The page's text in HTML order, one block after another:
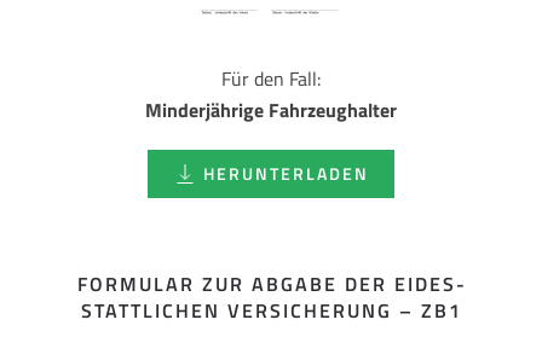
Für den Fall:
Minderjährige Fahrzeughalter
HERUNTERLADEN
FORMULAR ZUR ABGABE DER EIDES­
STATTLICHEN VERSICHERUNG – ZB1